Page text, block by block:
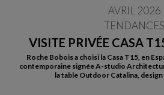
VISITE PRIVÉE CASA
AVRIL 2026
TENDANCES
Roche Bobois a choisi la Casa T15, en
contemporaine signée A-studio
la table Outdoor Catalina,